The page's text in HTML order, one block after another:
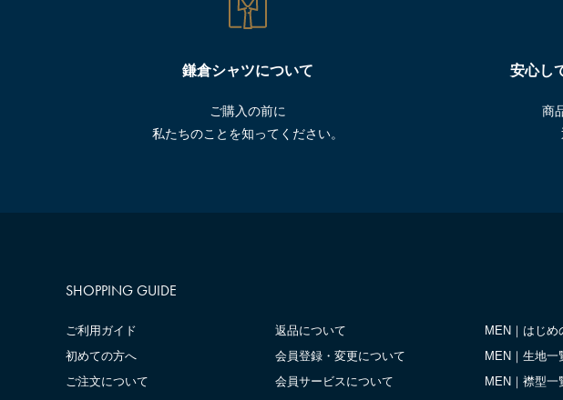
鎌倉シャツについて
ご購入の前に
私たちのことを知ってください。
安心し
商
SHOPPING GUIDE
ご利用ガイド
初めての方へ
ご注文について
返品について
会員登録・変更について
会員サービスについて
MEN｜はじめ
MEN｜生地一
MEN｜襟型一